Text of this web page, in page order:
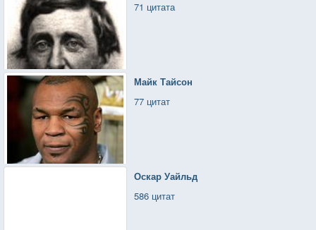
71 цитата
Майк Тайсон
77 цитат
Оскар Уайльд
586 цитат